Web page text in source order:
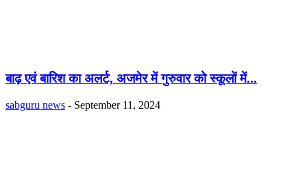
बाढ़ एवं बारिश का अलर्ट, अजमेर में गुरुवार को स्कूलों में...
sabguru news - September 11, 2024